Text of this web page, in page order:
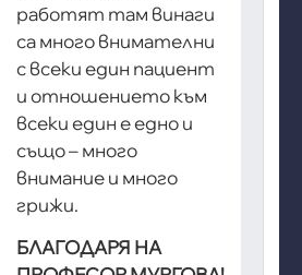
работят там винаги
са много внимателни
с всеки един пациент
и отношението към
всеки един е едно и
също – много
внимание и много
грижи.
БЛАГOДАРЯ НА